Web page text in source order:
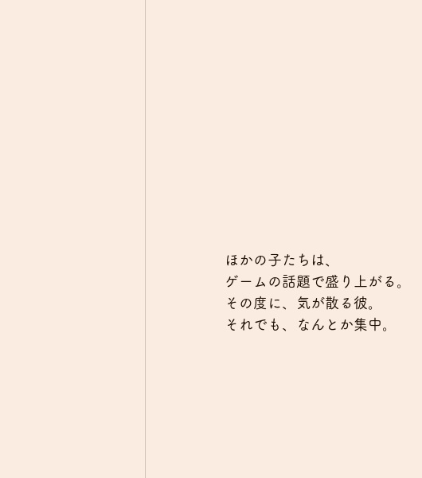
ほかの子たちは、
ゲームの話題で盛り上がる。
その度に、気が散る彼。
それでも、なんとか集中。